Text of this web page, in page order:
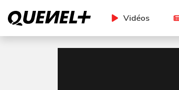
Vidéos